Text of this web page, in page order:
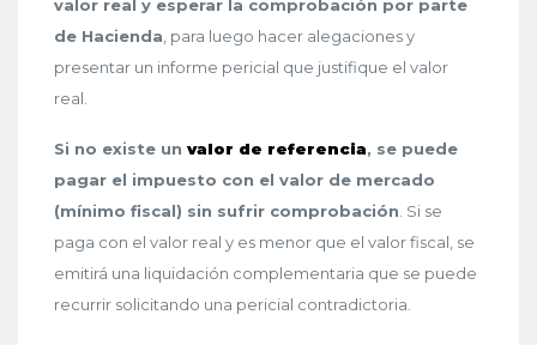
valor real y esperar la comprobación por parte
de Hacienda, para luego hacer alegaciones y
presentar un informe pericial que justifique el valor
real.
Si no existe un valor de referencia, se puede
pagar el impuesto con el valor de mercado
(mínimo fiscal) sin sufrir comprobación. Si se
paga con el valor real y es menor que el valor fiscal, se
emitirá una liquidación complementaria que se puede
recurrir solicitando una pericial contradictoria.